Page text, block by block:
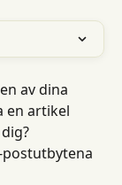
av dina
en artikel